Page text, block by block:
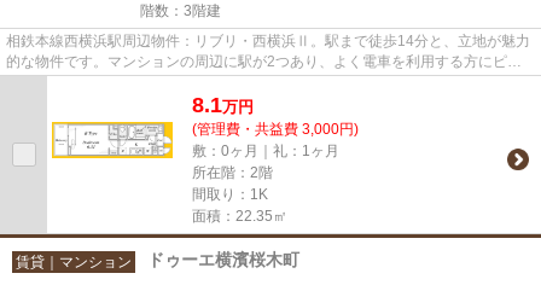
階数：3階建
相鉄本線西横浜駅周辺物件：リブリ・西横浜Ⅱ。駅まで徒歩14分と、立地が魅力
的な物件です。マンションの周辺に駅が2つあり、よく電車を利用する方にピッ
8.1万円
(管理費・共益費 3,000円)
敷：0ヶ月｜礼：1ヶ月
所在階：2階
間取り：1K
面積：22.35㎡
賃貸｜マンション ドゥーエ横濱桜木町